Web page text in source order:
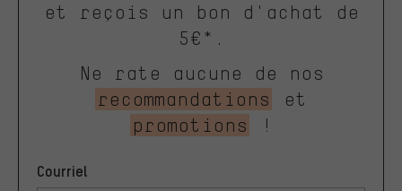
et reçois un bon d'achat de
5€*.
Ne rate aucune de nos
recommandations
et
promotions
!
Courriel